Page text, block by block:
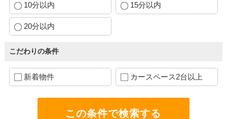
10分以内 15分以内
20分以内
こだわりの条件
新着物件 カースペース2台以上